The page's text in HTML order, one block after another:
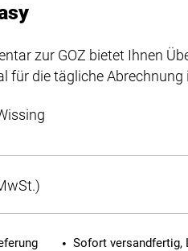
zur GOZ bietet Ihnen
für die tägliche Abrechnung
Sofort versandfertig,